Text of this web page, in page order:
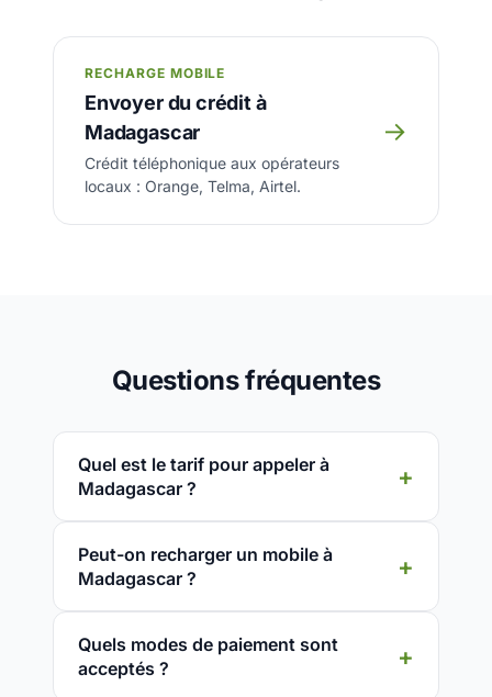
RECHARGE MOBILE
Envoyer du crédit à
Madagascar
Crédit téléphonique aux opérateurs
locaux : Orange, Telma, Airtel.
→
Questions fréquentes
Quel est le tarif pour appeler à
Madagascar ?
Peut-on recharger un mobile à
Madagascar ?
Quels modes de paiement sont
acceptés ?